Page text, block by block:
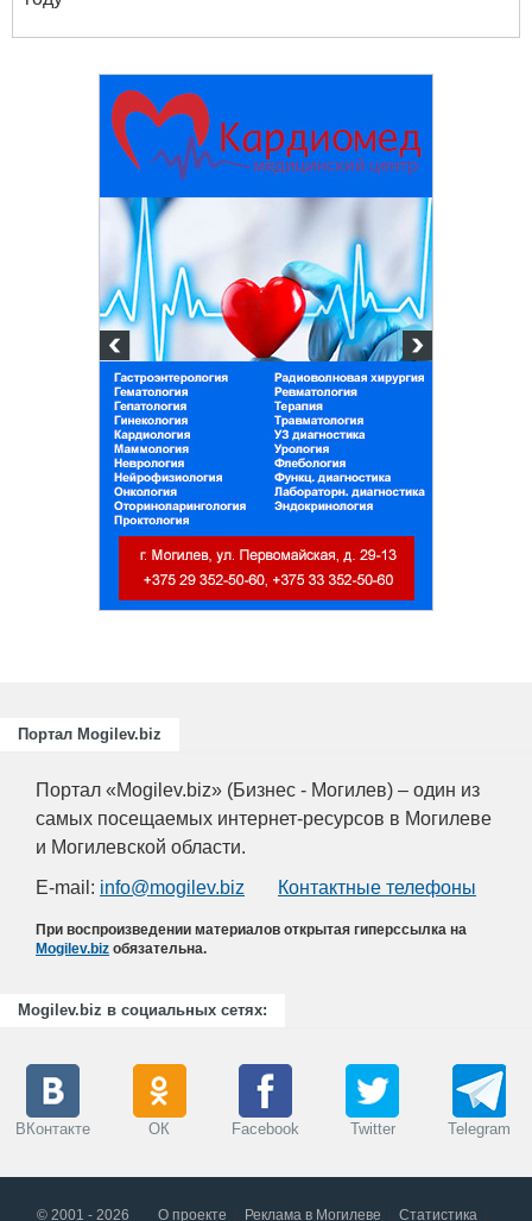
университет
химических
Подготовка,
повышение
отраслей АПК, а также
химической
Портал Mogilev.biz
Портал «Mogilev.biz» (Бизнес - Могилев) – один из
самых посещаемых интернет-ресурсов в Могилеве
и Могилевской области.
E-mail: info@mogilev.biz Контактные телефоны
При воспроизведении материалов открытая гиперссылка на
Mogilev.biz обязательна.
Mogilev.biz в социальных сетях:
ВКонтакте ОК Facebook Twitter Telegram
© 2001 - 2026 О проекте Реклама в Могилеве
Статистика